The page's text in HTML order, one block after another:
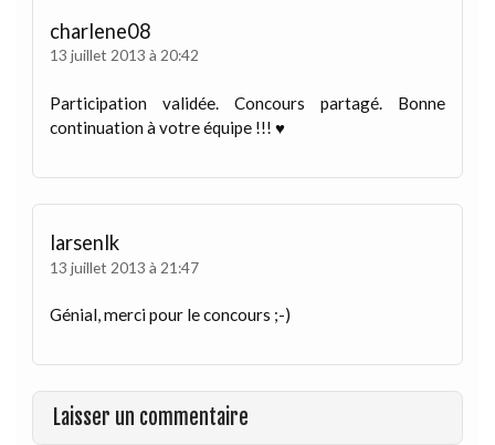
charlene08
13 juillet 2013 à 20:42
Participation validée. Concours partagé. Bonne
continuation à votre équipe !!! ♥
larsenlk
13 juillet 2013 à 21:47
Génial, merci pour le concours ;-)
Laisser un commentaire